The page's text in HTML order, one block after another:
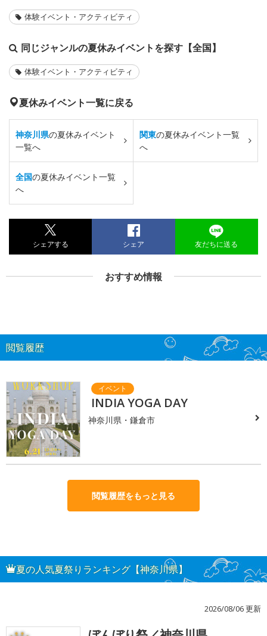
体験イベント・アクティビティ
同じジャンルの夏休みイベントを探す【全国】
体験イベント・アクティビティ
夏休みイベント一覧に戻る
神奈川県の夏休みイベント
一覧へ
関東の夏休みイベント一覧
へ
全国の夏休みイベント一覧
へ
シェアする シェア 友だちに送る
おすすめ情報
閲覧履歴
INDIA YOGA DAY
神奈川県・鎌倉市
閲覧履歴をもっと見る
夏の人気夏祭りランキング【神奈川県】
2026/08/06 更新